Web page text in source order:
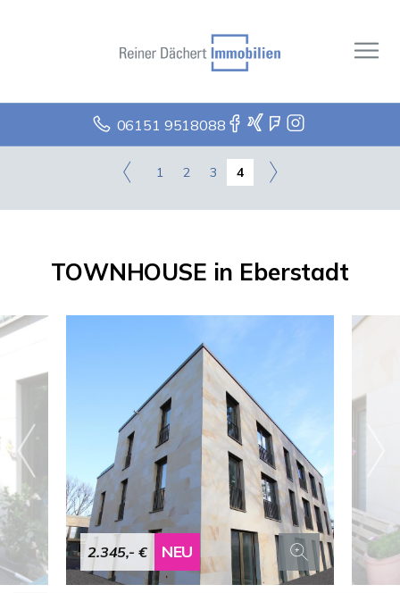
06151 9518088
1 2 3 4
TOWNHOUSE in Eberstadt
2.345,- € NEU